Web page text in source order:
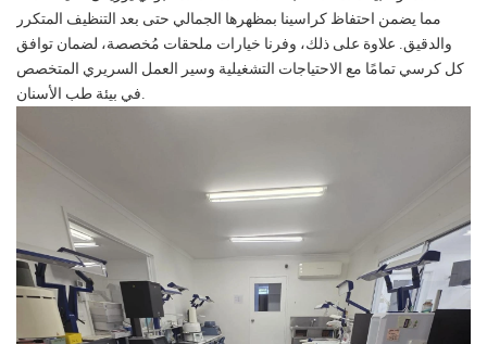
مما يضمن احتفاظ كراسينا بمظهرها الجمالي حتى بعد التنظيف المتكرر
والدقيق. علاوة على ذلك، وفرنا خيارات ملحقات مُخصصة، لضمان توافق
كل كرسي تمامًا مع الاحتياجات التشغيلية وسير العمل السريري المتخصص